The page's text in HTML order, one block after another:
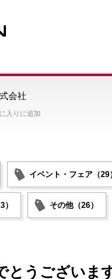
入りに追加
会社
イベント・フェア（29
） その他（26）
とうございま